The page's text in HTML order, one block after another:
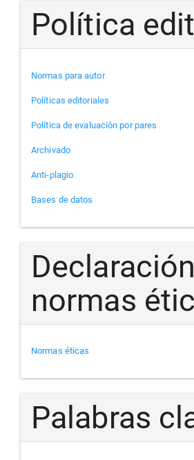
Política
Normas para autor
Políticas editoriales
Política de evaluación por pares
Archivado
Anti-plagio
Bases de datos
normas
Normas éticas
Palabras